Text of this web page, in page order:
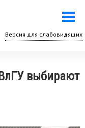
выбирают